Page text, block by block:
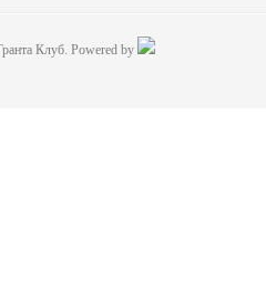
Клуб. Powered by